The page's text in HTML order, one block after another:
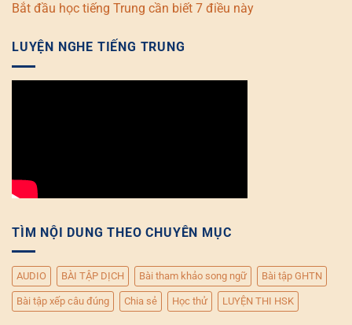
Bắt đầu học tiếng Trung cần biết 7 điều này
LUYỆN NGHE TIẾNG TRUNG
TÌM NỘI DUNG THEO CHUYÊN MỤC
AUDIO BÀI TẬP DỊCH Bài tham khảo song ngữ Bài tập GHTN
Bài tập xếp câu đúng Chia sẻ Học thử LUYỆN THI HSK